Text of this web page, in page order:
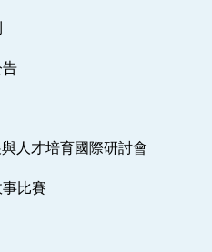
人才培育國際研討會
比賽